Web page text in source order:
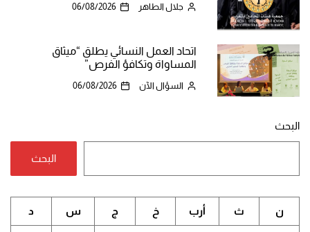
جلال الطاهر 06/08/2026
اتحاد العمل النسائي يطلق “ميثاق
المساواة وتكافؤ الفرص”
السؤال الآن 06/08/2026
البحث
البحث
ن ث أرب خ ج س د